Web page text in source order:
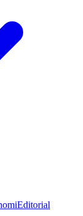
Editorial